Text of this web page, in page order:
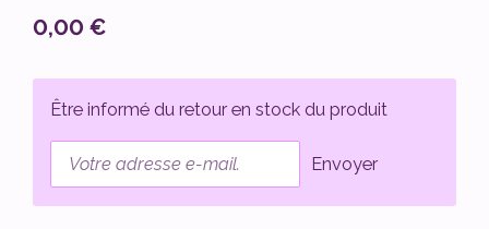
0,00 €
Être informé du retour en stock du produit
Envoyer